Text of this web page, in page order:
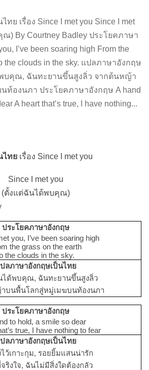
ย เรื่อง Since I met you Since I met
) By Courtney Badley ประโยคภาษา
I’ve been soaring high From the
the clouds in the sky. แปลภาษาอังกฤษ
บคุณ, ฉันทะยานขึ้นสูงลิ่ว จากต้นหญ้า
ท้องนภา ประโยคภาษาอังกฤษ A hand
A heart that’s true, I have nothing...
ไทย เรื่อง Since I met you
Since I met you
(ตั้งแต่ฉันได้พบคุณ)
ประโยคภาษาอังกฤษ
you, I’ve been soaring high
the grass on the earth
the clouds in the sky.
ลภาษาอังกฤษเป็นไทย
ได้พบคุณ, ฉันทะยานขึ้นสูงลิ่ว
บนพื้นโลกสู่หมู่เมฆบนท้องนภา
ประโยคภาษาอังกฤษ
to hold, a smile so dear
true, I have nothing to fear
ลภาษาอังกฤษเป็นไทย
ว้เกาะกุม, รอยยิ้มแสนน่ารัก
ริงใจ, ฉันไม่มีสิ่งใดต้องกลัว